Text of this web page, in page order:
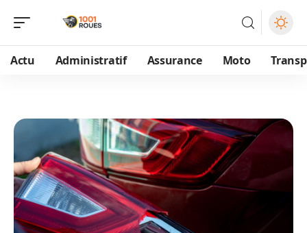
Actu Administratif Assurance Moto